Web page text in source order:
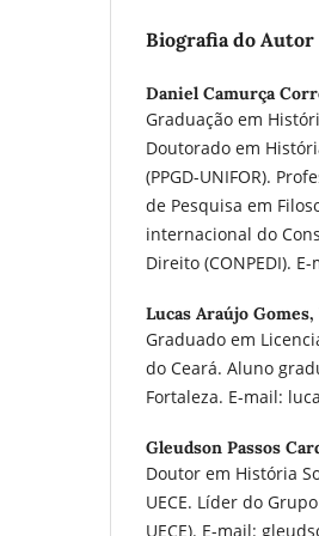
Biografia do Autor
Daniel Camurça
Graduação em
Doutorado em
(PPGD-UNIFOR).
de Pesquisa em
internacional do
Direito (CONPEDI).
Lucas Araújo Gomes,
Graduado em
do Ceará. Aluno
Fortaleza. E-mail:
Gleudson Passos
Doutor em História
UECE. Líder do
UECE). E-mail: